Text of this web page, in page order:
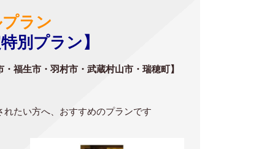
ラン
別プラン】
福生市・羽村市・武蔵村山市・瑞穂町】
たい方へ、おすすめのプランです